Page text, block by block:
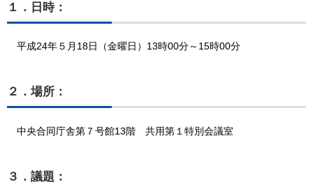
１．日時：
平成24年５月18日（金曜日）13時00分～15時00分
２．場所：
中央合同庁舎第７号館13階 共用第１特別会議室
３．議題：